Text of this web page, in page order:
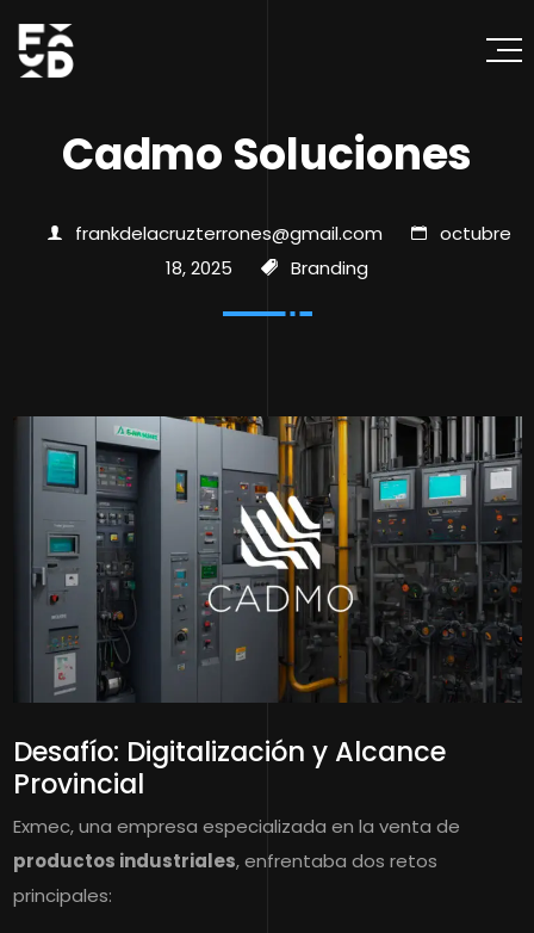
Cadmo Soluciones
frankdelacruzterrones@gmail.com
octubre
18, 2025
Branding
Desafío: Digitalización y Alcance
Provincial
Exmec, una empresa especializada en la venta de
productos industriales, enfrentaba dos retos
principales: